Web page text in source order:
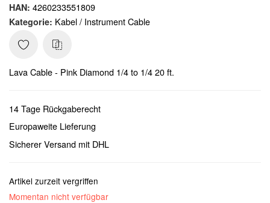
HAN: 4260233551809
Kategorie: Kabel / Instrument Cable
Lava Cable - Pink Diamond 1/4 to 1/4 20 ft.
14 Tage Rückgaberecht
Europaweite Lieferung
Sicherer Versand mit DHL
Artikel zurzeit vergriffen
Momentan nicht verfügbar